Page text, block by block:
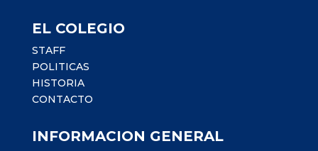
EL COLEGIO
STAFF
POLITICAS
HISTORIA
CONTACTO
INFORMACION GENERAL